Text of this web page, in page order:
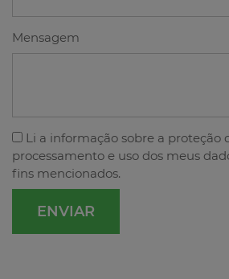
Mensagem
Li a informação sobre a proteção
processamento e uso dos meus
fins mencionados.